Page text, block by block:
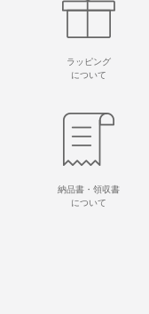
ラッピング
について
納品書・領収書
について